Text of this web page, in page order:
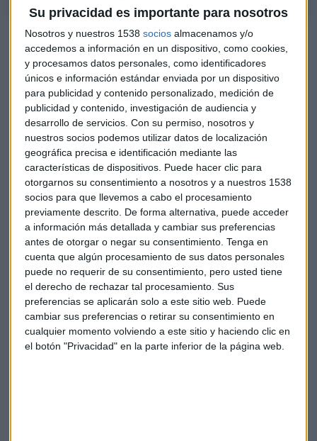
Su privacidad es importante para nosotros
Nosotros y nuestros 1538 socios almacenamos y/o
accedemos a información en un dispositivo, como cookies,
y procesamos datos personales, como identificadores
únicos e información estándar enviada por un dispositivo
para publicidad y contenido personalizado, medición de
publicidad y contenido, investigación de audiencia y
desarrollo de servicios. Con su permiso, nosotros y
nuestros socios podemos utilizar datos de localización
geográfica precisa e identificación mediante las
características de dispositivos. Puede hacer clic para
otorgarnos su consentimiento a nosotros y a nuestros 1538
socios para que llevemos a cabo el procesamiento
previamente descrito. De forma alternativa, puede acceder
a información más detallada y cambiar sus preferencias
antes de otorgar o negar su consentimiento. Tenga en
cuenta que algún procesamiento de sus datos personales
puede no requerir de su consentimiento, pero usted tiene
el derecho de rechazar tal procesamiento. Sus
preferencias se aplicarán solo a este sitio web. Puede
cambiar sus preferencias o retirar su consentimiento en
cualquier momento volviendo a este sitio y haciendo clic en
el botón "Privacidad" en la parte inferior de la página web.
Daniel Sánchez Cano: "Es imprescindible la constancia en
el estudio"
Pasó 15 años contratada enla Consejería de Medio
Ambiente de la Comunidad de Madrid en Gestión de obra
civil y en ese periodo de la CAM, hizo un Máster en Dirección
y Planificación Medioambiental en la Empresa.
Decide hacer la oposición de TAC y “para aprobar estudié 16
horas al día y despuésme sentía como si no tuviera nada
que hacer” y empieza a preparar la tesis doctoral, pues tenía
los cursos de doctorado aprobados y había que
aprovecharlo…
Pasas 15 años contratada enla Consejería de Medio
Ambiente y porqué “a ese Cuerpo porque me gustó
muchísimo el temario”
Inma entra de jefe de servicio y a los seis meses de haber
aprobado le ofrecieron un nivel 30 y lo rechazó cuando lo